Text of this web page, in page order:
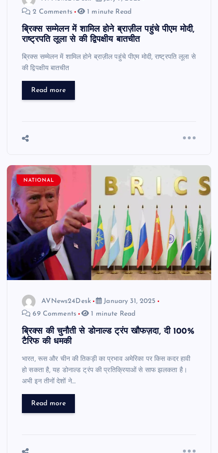
2 Comments
1 minute Read
ब्रिक्स सम्मेलन में शामिल होने ब्राज़ील पहुंचे पीएम मोदी,
राष्ट्रपति लूला से की द्विपक्षीय बातचीत
ब्रिक्स सम्मेलन में शामिल होने ब्राज़ील पहुंचे पीएम मोदी, राष्ट्रपति लूला से
की द्विपक्षीय बातचीत
Read more
NATIONAL
AVNews24Desk
January 31, 2025
69 Comments
1 minute Read
ब्रिक्स की चुनौती से डोनाल्ड ट्रंप खौफज़दा, दी 100%
टैरिफ की धमकी
भारत, रूस और चीन की तिकड़ी का प्रभाव अमेरिका पर किस कदर हावी
हो सकता है, यह डोनाल्ड ट्रंप की प्रतिक्रियाओं से साफ झलकता है।
अभी इन तीनों देशों ने…
Read more